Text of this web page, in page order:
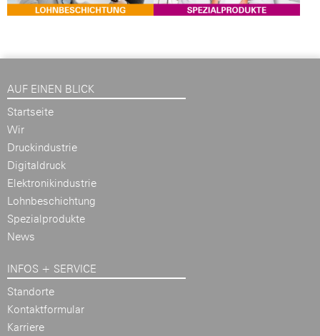
AUF EINEN BLICK
Startseite
Wir
Druckindustrie
Digitaldruck
Elektronikindustrie
Lohnbeschichtung
Spezialprodukte
News
INFOS + SERVICE
Standorte
Kontaktformular
Karriere